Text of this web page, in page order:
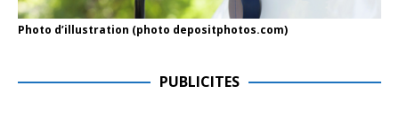
Photo d’illustration (photo depositphotos.com)
PUBLICITES